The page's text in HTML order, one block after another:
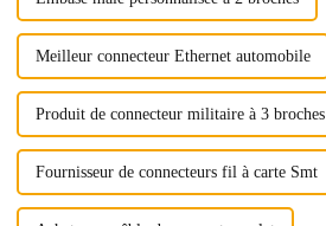
Meilleur connecteur Ethernet automobile
Produit de connecteur militaire à 3 broches
Fournisseur de connecteurs fil à carte Smt